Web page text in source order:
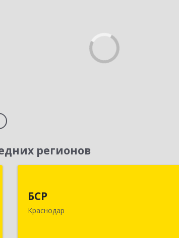
регионов
БСР
Краснодар
Краснодар г, им. Бабушкина ул, дом №